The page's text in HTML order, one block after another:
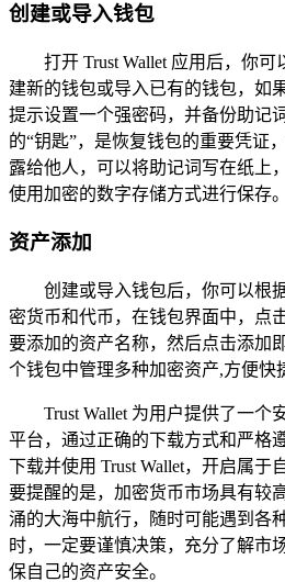
创建或导入钱包
打开 Trust Wallet 应用后，你
建新的钱包或导入已有的钱包，如
提示设置一个强密码，并备份助记
的“钥匙”，是恢复钱包的重要凭证
露给他人，可以将助记词写在纸上
使用加密的数字存储方式进行保存。
资产添加
创建或导入钱包后，你可以根
密货币和代币，在钱包界面中，点
要添加的资产名称，然后点击添加
个钱包中管理多种加密资产,方便快
Trust Wallet 为用户提供了一个
平台，通过正确的下载方式和严格
下载并使用 Trust Wallet，开启属于
要提醒的是，加密货币市场具有较
涌的大海中航行，随时可能遇到各
时，一定要谨慎决策，充分了解市
保自己的资产安全。